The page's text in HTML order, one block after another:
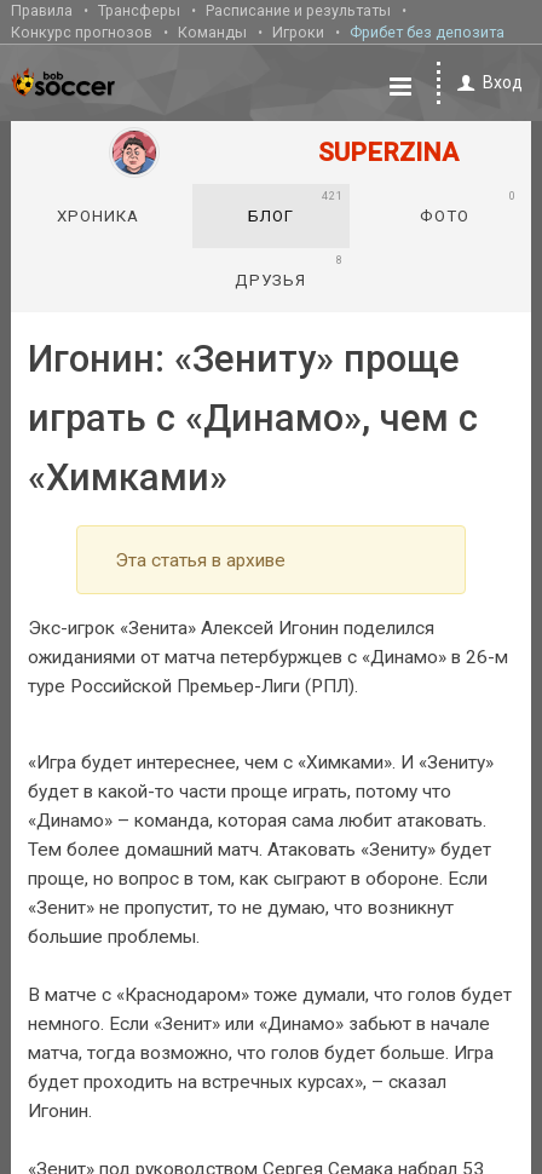
Правила Трансферы
Расписание и результаты
Конкурс прогнозов
Команды Игроки Фрибет без депозита
Вход
SUPERZINA
ХРОНИКА БЛОГ
421
ФОТО
0
ДРУЗЬЯ
8
Игонин: «Зениту» проще
играть с «Динамо», чем с
«Химками»
Эта статья в архиве
Экс-игрок «Зенита» Алексей Игонин поделился
ожиданиями от матча петербуржцев с «Динамо» в 26-м
туре Российской Премьер-Лиги (РПЛ).
«Игра будет интереснее, чем с «Химками». И «Зениту»
будет в какой-то части проще играть, потому что
«Динамо» – команда, которая сама любит атаковать.
Тем более домашний матч. Атаковать «Зениту» будет
проще, но вопрос в том, как сыграют в обороне. Если
«Зенит» не пропустит, то не думаю, что возникнут
большие проблемы.
В матче с «Краснодаром» тоже думали, что голов будет
немного. Если «Зенит» или «Динамо» забьют в начале
матча, тогда возможно, что голов будет больше. Игра
будет проходить на встречных курсах», – сказал
Игонин.
«Зенит» под руководством Сергея Семака набрал 53